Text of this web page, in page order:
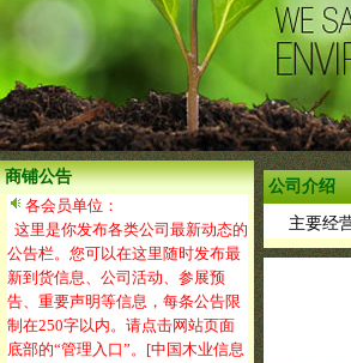
商铺公告
各会员单位：
这里是你发布各类公司最新动态的
公告栏。您可以在这里随时发布最
新到货信息、公司活动、参展预
告、重要声明等信息，每条公告限
制在250字以内。请点击网站页面
底部的“管理入口”。[中国木业信息
公司介绍
主要经营